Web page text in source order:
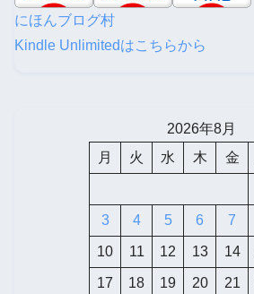
にほんブログ村
Kindle Unlimitedはこちらから
2026年8月
月
火 水 木 金
3 4 5 6 7
10 11 12 13 14
17 18 19 20 21